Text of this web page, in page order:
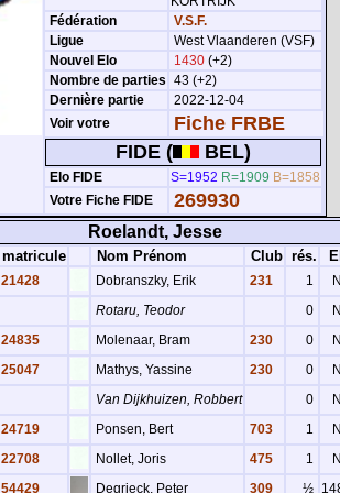
Fédération
V.S.F.
Ligue
West Vlaanderen (VSF)
Nouvel Elo
1430(+2)
Nombre de parties 43 (+2)
Dernière partie
2022-12-04
Voir votre
Fiche FRBE
FIDE (
BEL)
Elo FIDE S=1952 R=1909 B=1858
Votre Fiche FIDE
269930
Roelandt, Jesse
matricule Nom Prénom Club rés.
21428 Dobranszky, Erik 231 1
Rotaru, Teodor 0
24835 Molenaar, Bram 230 0
25047 Mathys, Yassine 230 0
Van Dijkhuizen, Robbert 0
24719 Ponsen, Bert 703 1
22708 Nollet, Joris 475 1
54429 Degrieck, Peter 309 ½